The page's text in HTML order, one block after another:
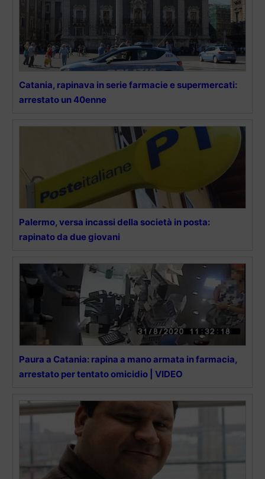
Catania, rapinava in serie farmacie e supermercati:
arrestato un 40enne
Palermo, versa incassi della società in posta:
rapinato da due giovani
Paura a Catania: rapina a mano armata in farmacia,
arrestato per tentato omicidio | VIDEO